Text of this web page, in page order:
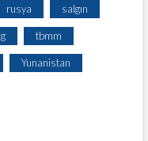
rusya salgın
tbmm
Yunanistan